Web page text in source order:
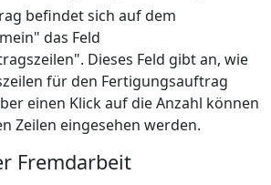
befindet sich auf dem
das Feld
Dieses Feld gibt an, wie
für den Fertigungsauftrag
einen Klick auf die Anzahl können
Zeilen eingesehen werden.
Fremdarbeit